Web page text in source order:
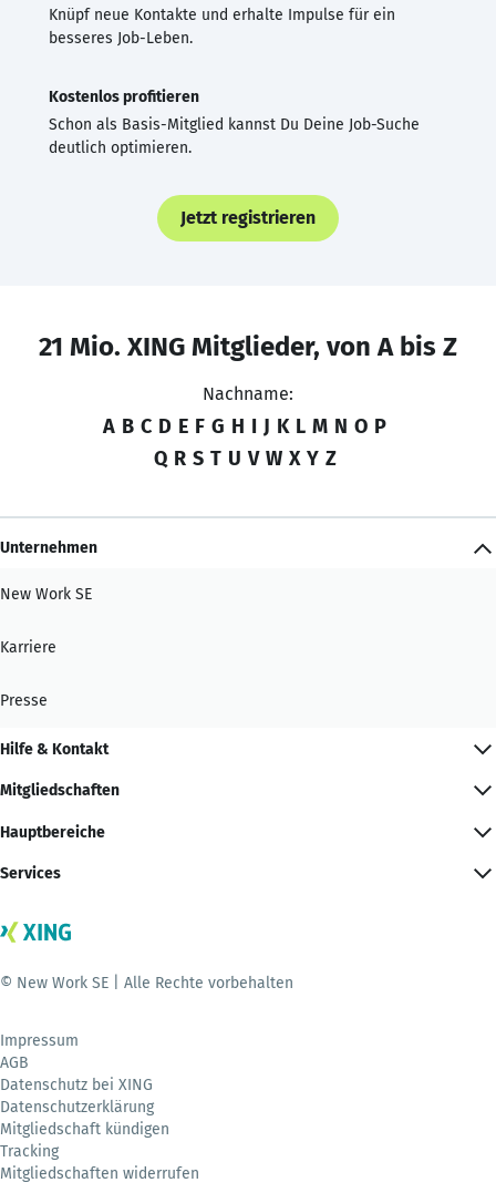
Knüpf neue Kontakte und erhalte Impulse für ein
besseres Job-Leben.
Kostenlos profitieren
Schon als Basis-Mitglied kannst Du Deine Job-Suche
deutlich optimieren.
Jetzt registrieren
21 Mio. XING Mitglieder, von A bis Z
Nachname:
A B C D E F G H I J K L M N O P
Q R S T U V W X Y Z
Unternehmen
New Work SE
Karriere
Presse
Hilfe & Kontakt
Mitgliedschaften
Hauptbereiche
Services
© New Work SE | Alle Rechte vorbehalten
Impressum
AGB
Datenschutz bei XING
Datenschutzerklärung
Mitgliedschaft kündigen
Tracking
Mitgliedschaften widerrufen